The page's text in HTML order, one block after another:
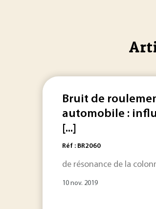
Bruit de
automobile :
[...]
Réf : BR2060
de résonance de la
10 nov. 2019